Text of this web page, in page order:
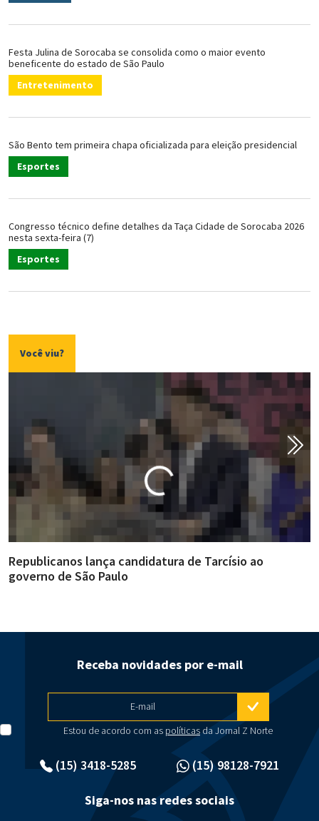
Festa Julina de Sorocaba se consolida como o maior evento
beneficente do estado de São Paulo
Entretenimento
São Bento tem primeira chapa oficializada para eleição presidencial
Esportes
Congresso técnico define detalhes da Taça Cidade de Sorocaba 2026
nesta sexta-feira (7)
Esportes
Você viu?
Republicanos lança candidatura de Tarcísio ao
governo de São Paulo
(15) 3418-5285 (15) 98128-7921
Receba novidades por e-mail
E-mail
Estou de acordo com as políticas da Jornal Z Norte
Siga-nos nas redes sociais